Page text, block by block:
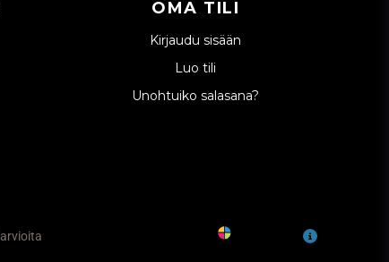
OMA TILI
Kirjaudu sisään
Luo tili
Unohtuiko salasana?